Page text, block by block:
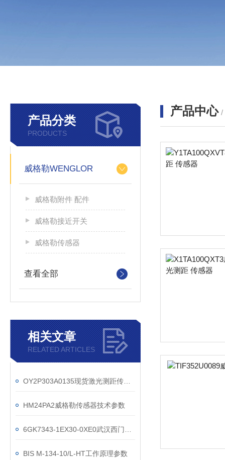
产品分类
PRODUCTS
威格勒WENGLOR
威格勒附件 配件
威格勒接近开关
威格勒传感器
查看全部
相关文章
RELATED ARTICLES
HM24PA2威格勒传感器技术参数
BIS M-134-10/L-HT工作原理参数
产品中心 /